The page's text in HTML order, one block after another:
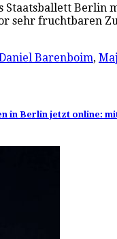
fruchtbaren
Barenboim,
in Berlin jetzt